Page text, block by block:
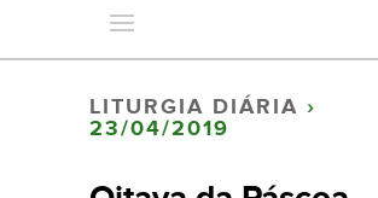
LITURGIA DIÁRIA ›
23/04/2019